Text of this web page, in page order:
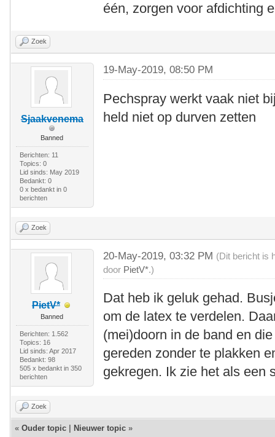
één, zorgen voor afdichting
Zoek
Sjaakvenema
Banned
Berichten: 11
Topics: 0
Lid sinds: May 2019
Bedankt: 0
0 x bedankt in 0
berichten
19-May-2019, 08:50 PM
Pechspray werkt vaak niet
held niet op durven zetten
Zoek
PietV*
Banned
Berichten: 1.562
Topics: 16
Lid sinds: Apr 2017
Bedankt: 98
505 x bedankt in 350
berichten
20-May-2019, 03:32 PM (Dit bericht is
door PietV*.)
Dat heb ik geluk gehad.
om de latex te verdelen.
(mei)doorn in de band en
gereden zonder te plakken
gekregen. Ik zie het als een
Zoek
« Ouder topic Nieuwer topic »